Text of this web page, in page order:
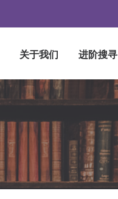
关于我们 进阶搜寻